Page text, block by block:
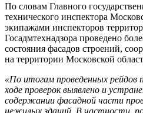
По словам Главного
технического инспектора
экипажами инспекторов
Госадмтехнадзора проведено
состояния фасадов строений,
на территории Московской
«По итогам проведенных рейдов
ходе проверок выявлено и
содержании фасадной части
нежилых зданий. В частности,